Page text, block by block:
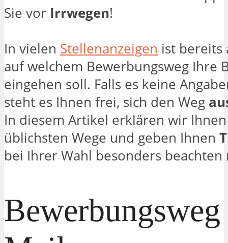
Sie vor Irrwegen!
In vielen Stellenanzeigen ist bereits
auf welchem Bewerbungsweg Ihre
eingehen soll. Falls es keine
steht es Ihnen frei, sich den Weg
In diesem Artikel erklären wir
üblichsten Wege und geben Ihnen
bei Ihrer Wahl besonders beachten